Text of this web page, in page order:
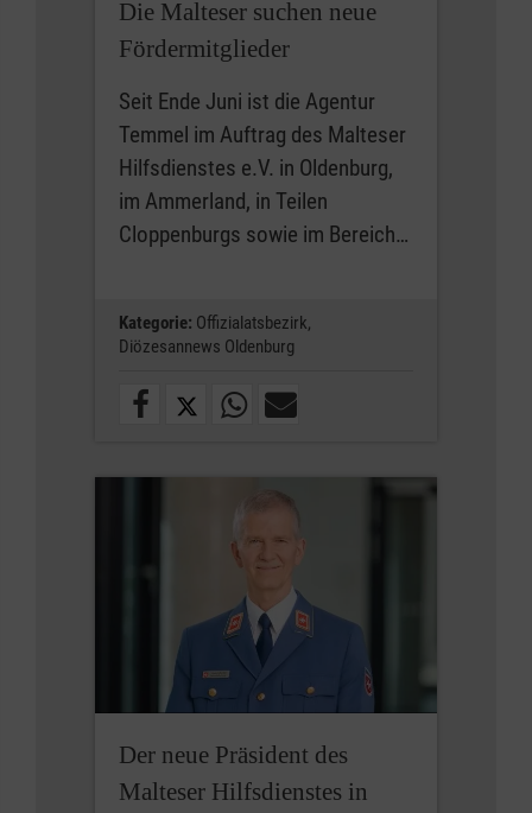
Die Malteser suchen neue
Fördermitglieder
Seit Ende Juni ist die Agentur
Temmel im Auftrag des Malteser
Hilfsdienstes e.V. in Oldenburg,
im Ammerland, in Teilen
Cloppenburgs sowie im Bereich…
Kategorie: Offizialatsbezirk,
Diözesannews Oldenburg
Der neue Präsident des
Malteser Hilfsdienstes in